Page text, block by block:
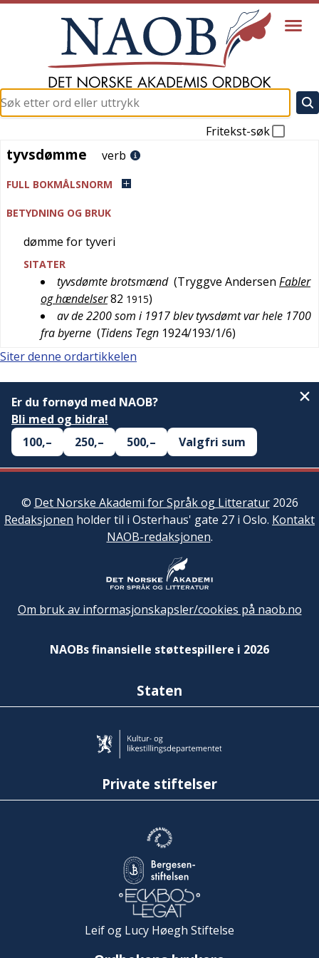
Fritekst-søk
tyvsdømme
tyvsdømme verb
FULL BOKMÅLSNORM
BETYDNING OG BRUK
dømme for tyveri
SITATER
tyvsdømte brotsmænd (Tryggve Andersen Fabler
og hændelser82 1915)
av de 2200 som i 1917 blev tyvsdømt var hele 1700
fra byerne (Tidens Tegn 1924/193/1/6)
Siter denne ordartikkelen
Er du fornøyd med NAOB?
Bli med og bidra!
100,–
250,– 500,– Valgfri sum
© Det Norske Akademi for Språk og Litteratur2026
Redaksjonen holder til i Osterhaus' gate 27 i Oslo. Kontakt
NAOB-redaksjonen.
Om bruk av informasjonskapsler/cookies på naob.no
NAOBs finansielle støttespillere i 2026
Staten
Private stiftelser
Leif og Lucy Høegh Stiftelse